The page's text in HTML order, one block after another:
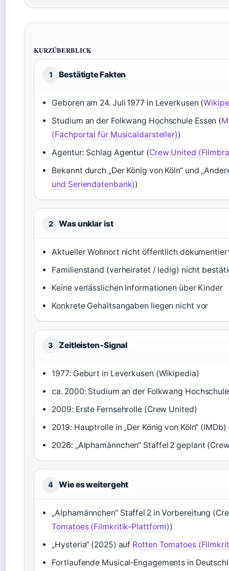
KURZÜBERBLICK
1 Bestätigte Fakten
Geboren am 24. Juli 1977 in Leverkusen (
Studium an der Folkwang Hochschule Essen (
(Fachportal für Musicaldarsteller))
Agentur: Schlag Agentur (Crew United
Bekannt durch „Der König von Köln“ und
und Seriendatenbank))
2 Was unklar ist
Aktueller Wohnort nicht öffentlich
Familienstand (verheiratet / ledig) nicht
Keine verlässlichen Informationen über Kinder
Konkrete Gehaltsangaben liegen nicht vor
3 Zeitleisten‑Signal
1977: Geburt in Leverkusen (Wikipedia)
ca. 2000: Studium an der Folkwang
2009: Erste Fernsehrolle (Crew United)
2019: Hauptrolle in „Der König von Köln“ (IMDb)
2026: „Alphamännchen“ Staffel 2 geplant
4 Wie es weitergeht
„Alphamännchen“ Staffel 2 in Vorbereitung
Tomatoes (Filmkritik‑Plattform))
„Hysteria“ (2025) auf Rotten Tomatoes
Fortlaufende Musical‑Engagements in